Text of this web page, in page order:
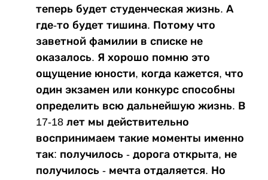
теперь будет студенческая жизнь. А
где-то будет тишина. Потому что
заветной фамилии в списке не
оказалось. Я хорошо помню это
ощущение юности, когда кажется, что
один экзамен или конкурс способны
определить всю дальнейшую жизнь. В
17-18 лет мы действительно
воспринимаем такие моменты именно
так: получилось - дорога открыта, не
получилось - мечта отдаляется. Но